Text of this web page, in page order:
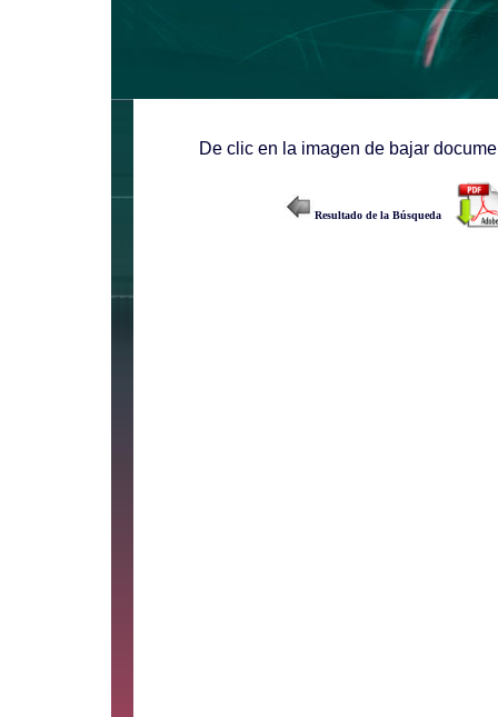
De clic en la imagen de bajar
Resultado de la Búsqueda